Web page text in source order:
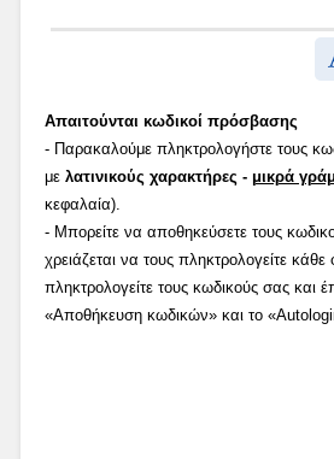
Απαιτούνται κωδικοί πρόσβασης
- Παρακαλούμε πληκτρολογήστε τους
με λατινικούς χαρακτήρες - μικρά
κεφαλαία).
- Μπορείτε να αποθηκεύσετε τους
χρειάζεται να τους πληκτρολογείτε
πληκτρολογείτε τους κωδικούς σας και
«Αποθήκευση κωδικών» και το